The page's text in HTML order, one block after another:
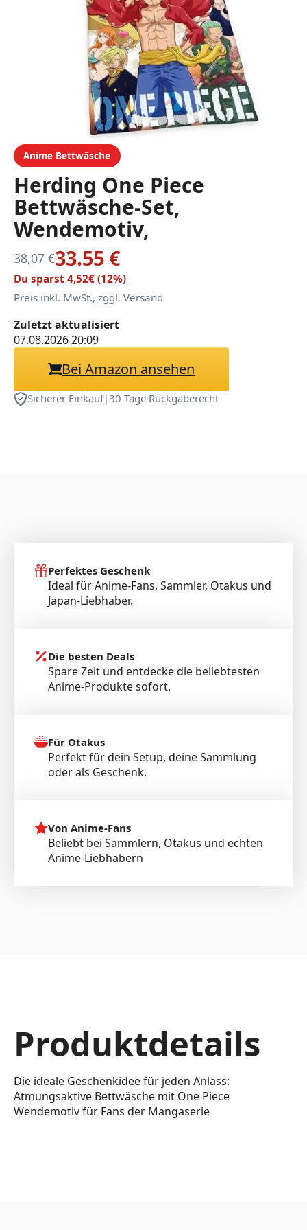
Anime Bettwäsche
Herding One Piece
Bettwäsche-Set,
Wendemotiv,
Kopfkissenbezug 80 x 80
cm, Bettbezug ca. 135 x
200 cm,
Baumwolle/Renforcé
38,07 €33.55 €
Du sparst 4,52€ (12%)
Preis inkl. MwSt., zggl. Versand
Zuletzt aktualisiert
07.08.2026 20:09
Bei Amazon ansehen
Sicherer Einkauf|30 Tage Rückgaberecht
Perfektes Geschenk
Ideal für Anime-Fans, Sammler, Otakus und
Japan-Liebhaber.
Die besten Deals
Spare Zeit und entdecke die beliebtesten
Anime-Produkte sofort.
Für Otakus
Perfekt für dein Setup, deine Sammlung
oder als Geschenk.
Von Anime-Fans
Beliebt bei Sammlern, Otakus und echten
Anime-Liebhabern
Produktdetails
Die ideale Geschenkidee für jeden Anlass:
Atmungsaktive Bettwäsche mit One Piece
Wendemotiv für Fans der Mangaserie